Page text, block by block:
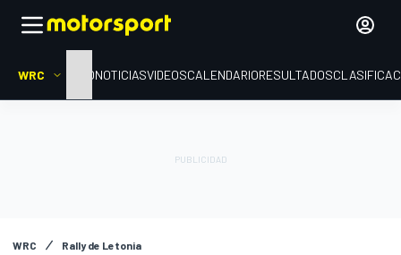
WRC INICIONOTICIASVIDEOSCALENDARIORESULTADOS
WRC Rally de Letonia